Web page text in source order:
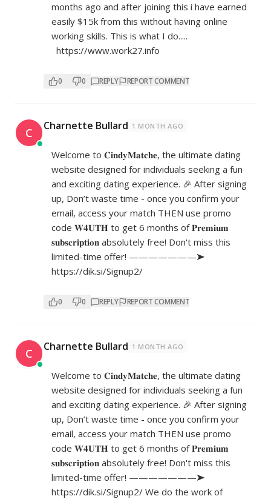
months ago and after joining this i have earned
easily $15k from this without having online
working skills. This is what I do.....
https://www.work27.info
0 0 REPLY REPORT COMMENT
C Charnette Bullard 1 MONTH AGO
Welcome to 𝐂𝐢𝐧𝐝𝐲𝐌𝐚𝐭𝐜𝐡𝐞, the ultimate dating
website designed for individuals seeking a fun
and exciting dating experience. 🎉 After signing
up, Don’t waste time - once you confirm your
email, access your match THEN use promo
code 𝐖𝟒𝐔𝐓𝐇 to get 6 months of 𝐏𝐫𝐞𝐦𝐢𝐮𝐦
𝐬𝐮𝐛𝐬𝐜𝐫𝐢𝐩𝐭𝐢𝐨𝐧 absolutely free! Don't miss this
limited-time offer! ———————➤
https://dik.si/Signup2/
0 0 REPLY REPORT COMMENT
C Charnette Bullard 1 MONTH AGO
Welcome to 𝐂𝐢𝐧𝐝𝐲𝐌𝐚𝐭𝐜𝐡𝐞, the ultimate dating
website designed for individuals seeking a fun
and exciting dating experience. 🎉 After signing
up, Don’t waste time - once you confirm your
email, access your match THEN use promo
code 𝐖𝟒𝐔𝐓𝐇 to get 6 months of 𝐏𝐫𝐞𝐦𝐢𝐮𝐦
𝐬𝐮𝐛𝐬𝐜𝐫𝐢𝐩𝐭𝐢𝐨𝐧 absolutely free! Don't miss this
limited-time offer! ———————➤
https://dik.si/Signup2/ We do the work of